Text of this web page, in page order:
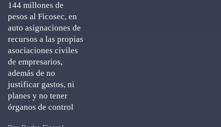
144 millones de
pesos al Ficosec, en
auto asignaciones de
recursos a las propias
asociaciones civiles
de empresarios,
además de no
justificar gastos, ni
planes y no tener
órganos de control